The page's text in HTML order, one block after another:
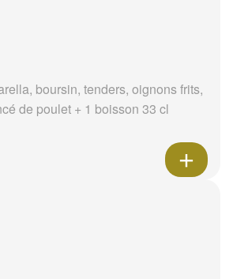
boursin, tenders, oignons frits,
de poulet + 1 boisson 33 cl